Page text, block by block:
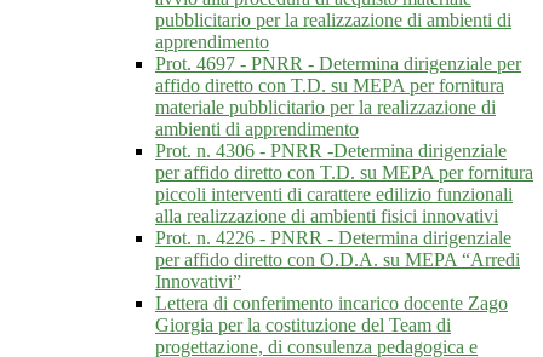
pubblicitario per la realizzazione di ambienti di
apprendimento
Prot. 4697 - PNRR - Determina dirigenziale per
affido diretto con T.D. su MEPA per fornitura
materiale pubblicitario per la realizzazione di
ambienti di apprendimento
Prot. n. 4306 - PNRR -Determina dirigenziale
per affido diretto con T.D. su MEPA per fornitura
piccoli interventi di carattere edilizio funzionali
alla realizzazione di ambienti fisici innovativi
Prot. n. 4226 - PNRR - Determina dirigenziale
per affido diretto con O.D.A. su MEPA “Arredi
Innovativi”
Lettera di conferimento incarico docente Zago
Giorgia per la costituzione del Team di
progettazione, di consulenza pedagogica e